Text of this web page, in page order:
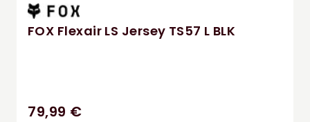
FOX Flexair LS Jersey TS57 L BLK
79,99 €